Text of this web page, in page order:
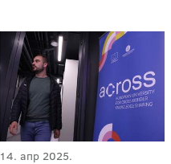
14. апр 2025.